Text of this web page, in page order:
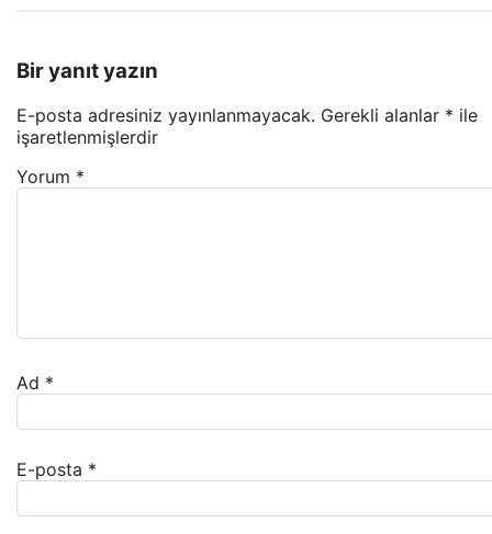
Bir yanıt yazın
E-posta adresiniz yayınlanmayacak. Gerekli alanlar * ile
işaretlenmişlerdir
Yorum *
Ad *
E-posta *